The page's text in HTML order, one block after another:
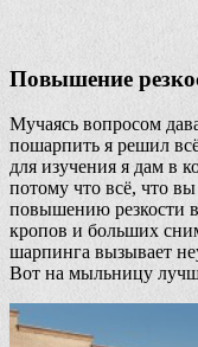
Повышение
Мучаясь вопросом
пошарпить я решил
для изучения я дам в
потому что всё, что
повышению резкости
кропов и больших
шарпинга вызывает
Вот на мыльницу